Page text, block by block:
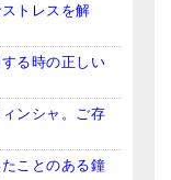
トレスを解
る時の正しい
ンシャ。ご存
ことのある鐘